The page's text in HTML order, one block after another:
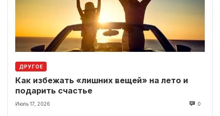
ДРУГОЕ
Как избежать «лишних вещей» на лето и
подарить счастье
Июль 17, 2026 0